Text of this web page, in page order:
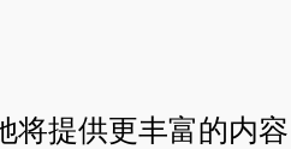
将提供更丰富的内